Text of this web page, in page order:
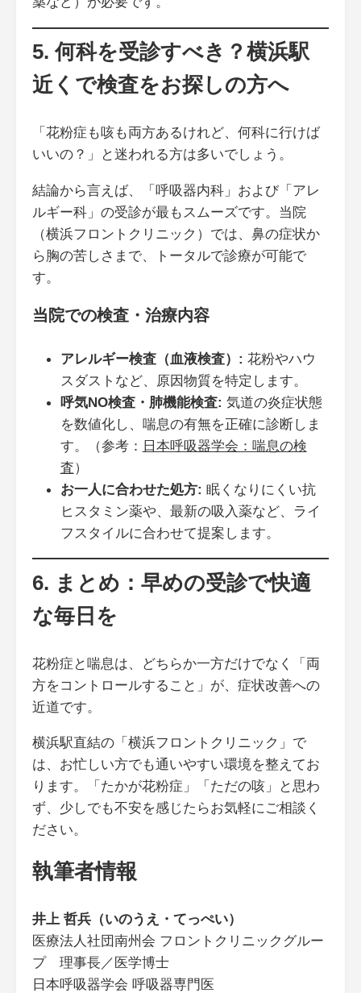
5. 何科を受診すべき？横浜駅
近くで検査をお探しの方へ
「花粉症も咳も両方あるけれど、何科に行けば
いいの？」と迷われる方は多いでしょう。
結論から言えば、「呼吸器内科」および「アレ
ルギー科」の受診が最もスムーズです。当院
（横浜フロントクリニック）では、鼻の症状か
ら胸の苦しさまで、トータルで診療が可能で
す。
当院での検査・治療内容
アレルギー検査（血液検査）: 花粉やハウ
スダストなど、原因物質を特定します。
呼気NO検査・肺機能検査: 気道の炎症状態
を数値化し、喘息の有無を正確に診断しま
す。（参考： 日本呼吸器学会：喘息の検
査）
お一人に合わせた処方: 眠くなりにくい抗
ヒスタミン薬や、最新の吸入薬など、ライ
フスタイルに合わせて提案します。
6. まとめ：早めの受診で快適
な毎日を
花粉症と喘息は、どちらか一方だけでなく「両
方をコントロールすること」が、症状改善への
近道です。
横浜駅直結の「横浜フロントクリニック」で
は、お忙しい方でも通いやすい環境を整えてお
ります。「たかが花粉症」「ただの咳」と思わ
ず、少しでも不安を感じたらお気軽にご相談く
ださい。
執筆者情報
井上 哲兵（いのうえ・てっぺい）
医療法人社団南州会 フロントクリニックグルー
プ 理事長／医学博士
日本呼吸器学会 呼吸器専門医